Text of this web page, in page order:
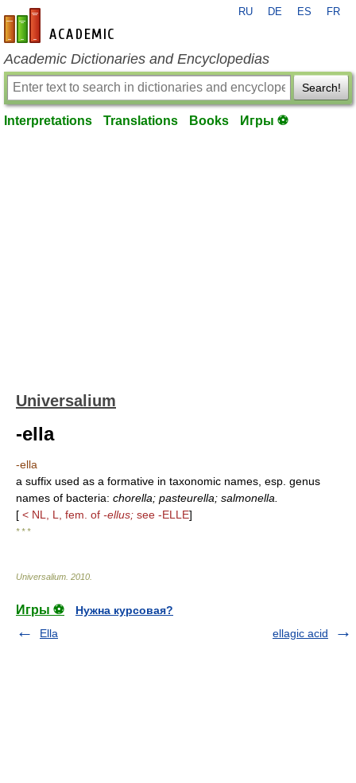
en-academic.com
RU DE ES FR
Academic Dictionaries and Encyclopedias
Search!
Interpretations Translations Books Игры ⚽
Universalium
-ella
-ella
a suffix used as a formative in taxonomic names, esp. genus
names of bacteria: chorella; pasteurella; salmonella.
[ < NL, L, fem. of -ellus; see -ELLE]
* * *
Universalium 2010
Игры ⚽
Нужна курсовая?
Ella
ellagic acid